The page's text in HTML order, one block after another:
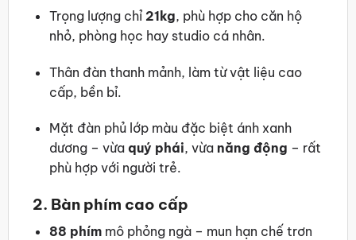
Trọng lượng chỉ 21kg, phù hợp cho căn hộ
nhỏ, phòng học hay studio cá nhân.
Thân đàn thanh mảnh, làm từ vật liệu cao
cấp, bền bỉ.
Mặt đàn phủ lớp màu đặc biệt ánh xanh
dương – vừa quý phái, vừa năng động – rất
phù hợp với người trẻ.
2. Bàn phím cao cấp
88 phímmô phỏng ngà – mun hạn chế trơn